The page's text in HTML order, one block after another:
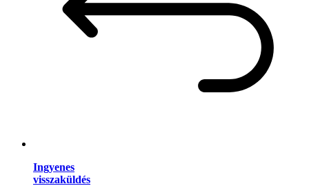
Ingyenes
visszaküldés